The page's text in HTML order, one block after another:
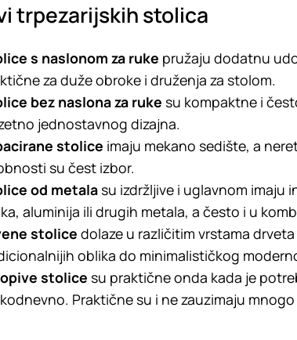
trpezarijskih stolica
s naslonom za ruke pružaju dodatnu
za duže obroke i druženja za stolom.
bez naslona za ruke su kompaktne i
jednostavnog dizajna.
stolice imaju mekano sedište, a
su čest izbor.
od metalasu izdržljive i uglavnom imaju
aluminija ili drugih metala, a često i u
stolice dolaze u različitim vrstama
oblika do minimalističkog
stolice su praktične onda kada je
Praktične su i ne zauzimaju